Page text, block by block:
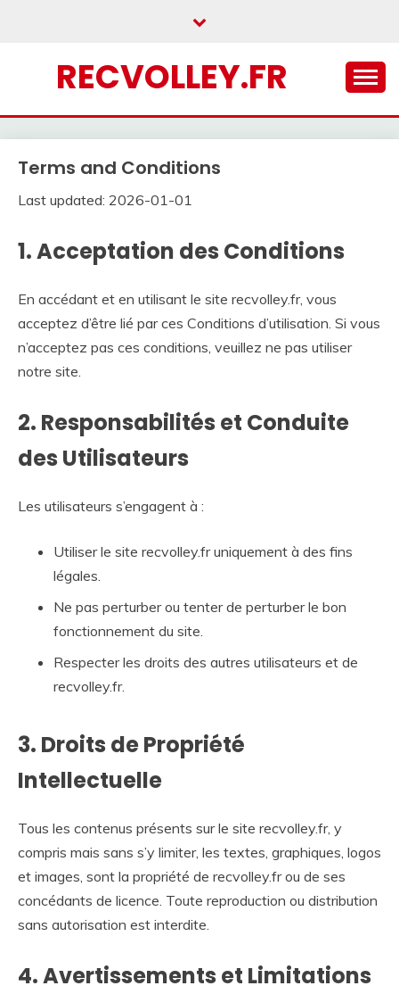
RECVOLLEY.FR
Terms and Conditions
Last updated: 2026-01-01
1. Acceptation des Conditions
En accédant et en utilisant le site recvolley.fr, vous
acceptez d’être lié par ces Conditions d’utilisation. Si vous
n’acceptez pas ces conditions, veuillez ne pas utiliser
notre site.
2. Responsabilités et Conduite
des Utilisateurs
Les utilisateurs s’engagent à :
Utiliser le site recvolley.fr uniquement à des fins
légales.
Ne pas perturber ou tenter de perturber le bon
fonctionnement du site.
Respecter les droits des autres utilisateurs et de
recvolley.fr.
3. Droits de Propriété
Intellectuelle
Tous les contenus présents sur le site recvolley.fr, y
compris mais sans s’y limiter, les textes, graphiques, logos
et images, sont la propriété de recvolley.fr ou de ses
concédants de licence. Toute reproduction ou distribution
sans autorisation est interdite.
4. Avertissements et Limitations